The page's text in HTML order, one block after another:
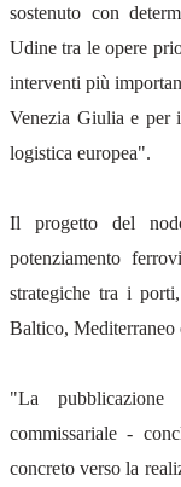
sostenuto con
Udine tra le opere
interventi più
Venezia Giulia e per
logistica europea".
Il progetto del
potenziamento
strategiche tra i
Baltico, Mediterraneo
"La
commissariale -
concreto verso la